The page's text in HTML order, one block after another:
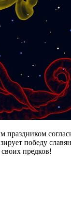
победу
предков!